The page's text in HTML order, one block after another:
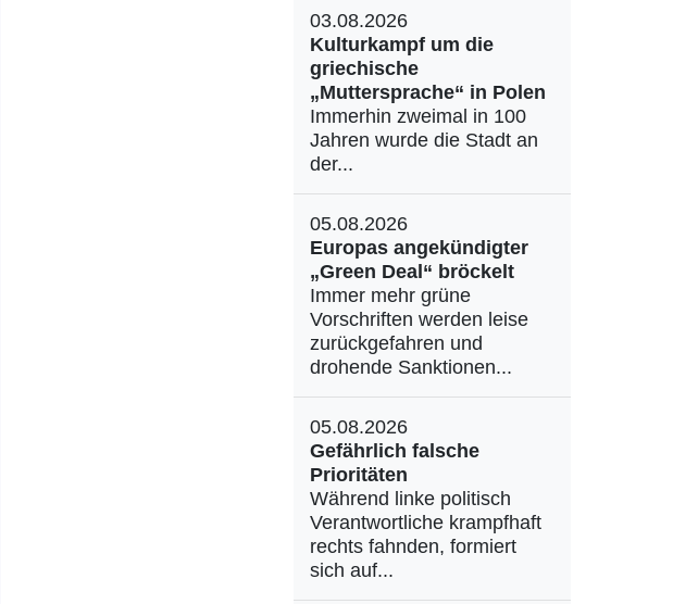
03.08.2026
Kulturkampf um die
griechische
„Muttersprache“ in Polen
Immerhin zweimal in 100
Jahren wurde die Stadt an
der...
05.08.2026
Europas angekündigter
„Green Deal“ bröckelt
Immer mehr grüne
Vorschriften werden leise
zurückgefahren und
drohende Sanktionen...
05.08.2026
Gefährlich falsche
Prioritäten
Während linke politisch
Verantwortliche krampfhaft
rechts fahnden, formiert
sich auf...